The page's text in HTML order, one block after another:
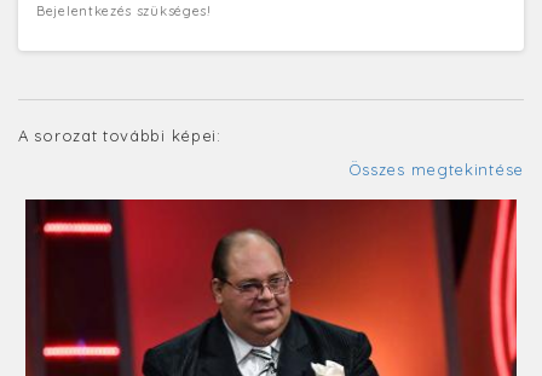
Bejelentkezés szükséges!
A sorozat további képei:
Összes megtekintése